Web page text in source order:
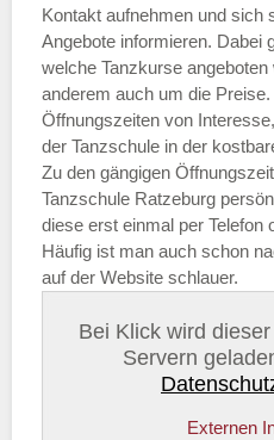
Kontakt aufnehmen und sich
Angebote informieren. Dabei
welche Tanzkurse
anderem auch um die
Öffnungszeiten von
der Tanzschule in der
Zu den gängigen
Tanzschule Ratzeburg
diese erst einmal per Telefon
Häufig ist man auch schon
auf der Website schlauer.
Bei Klick wird
Servern
Externen